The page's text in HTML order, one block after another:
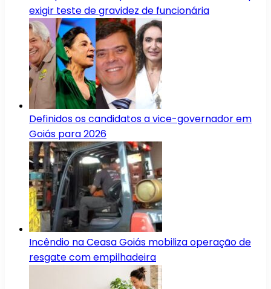
exigir teste de gravidez de funcionária
Definidos os candidatos a vice-governador em
Goiás para 2026
Incêndio na Ceasa Goiás mobiliza operação de
resgate com empilhadeira